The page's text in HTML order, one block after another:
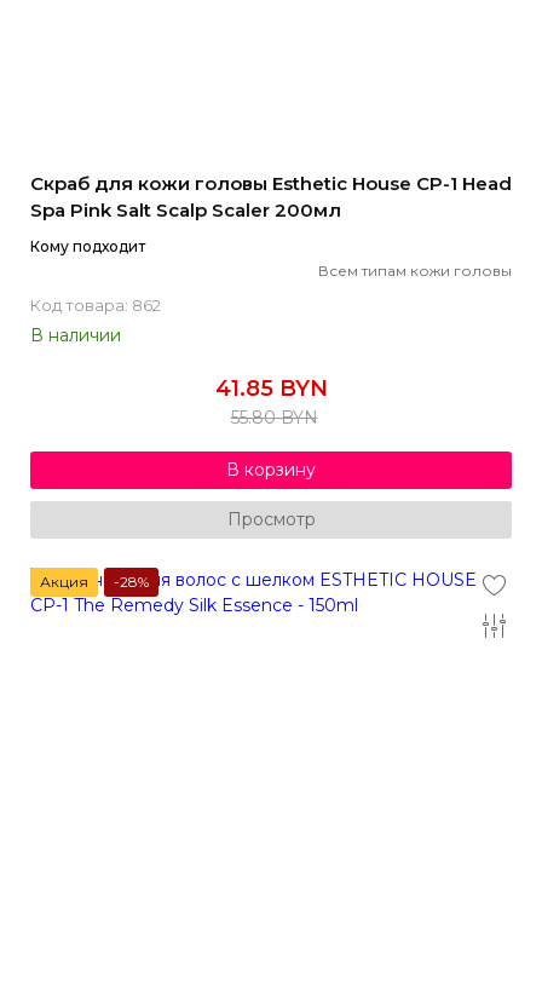
Скраб для кожи головы Esthetic House CP-1 Head
Spa Pink Salt Scalp Scaler 200мл
Кому подходит
Всем типам кожи головы
Код товара: 862
В наличии
41.85 BYN
55.80 BYN
В корзину
Просмотр
Акция -28%